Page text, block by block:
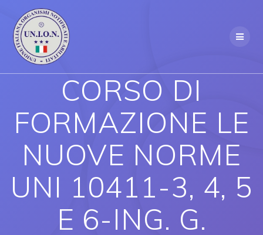
CORSO DI
FORMAZIONE LE
NUOVE NORME
UNI 10411-3, 4, 5
E 6-ING. G.